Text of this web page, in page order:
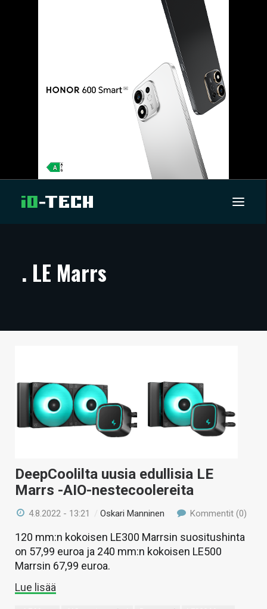
ARTIKKELIT
TECHBBS
HINTA.FI
KAUPPA
HAKU
. LE Marrs
DeepCoolilta uusia edullisia LE
Marrs -AIO-nestecoolereita
4.8.2022 - 13:21 /Oskari Manninen Kommentit (0)
120 mm:n kokoisen LE300 Marrsin suositushinta
on 57,99 euroa ja 240 mm:n kokoisen LE500
Marrsin 67,99 euroa.
Lue lisää